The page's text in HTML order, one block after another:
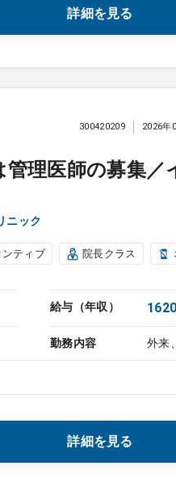
詳細を見る
管理医師の募集
ニック
300420209 2026年
ンティブ 院長クラス
給与（年収）
勤務内容 外来
詳細を見る